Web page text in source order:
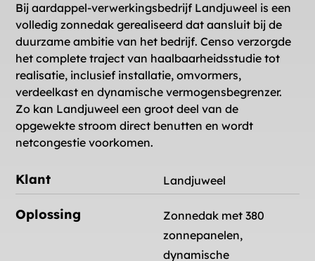
Bij aardappel-verwerkingsbedrijf Landjuweel is een
volledig zonnedak gerealiseerd dat aansluit bij de
duurzame ambitie van het bedrijf. Censo verzorgde
het complete traject van haalbaarheidsstudie tot
realisatie, inclusief installatie, omvormers,
verdeelkast en dynamische vermogensbegrenzer.
Zo kan Landjuweel een groot deel van de
opgewekte stroom direct benutten en wordt
netcongestie voorkomen.
Klant Landjuweel
Oplossing
Zonnedak met 380
zonnepanelen,
dynamische